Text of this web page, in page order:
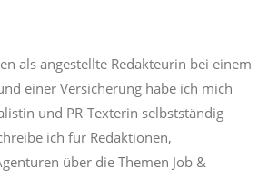
als angestellte Redakteurin bei einem
einer Versicherung habe ich mich
und PR-Texterin selbstständig
ich für Redaktionen,
über die Themen Job &